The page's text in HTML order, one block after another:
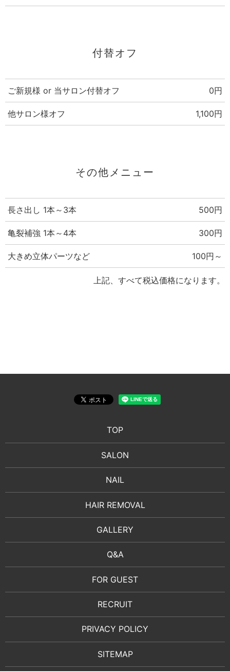
付替オフ
ご新規様 or 当サロン付替オフ 0円
他サロン様オフ 1,100円
その他メニュー
長さ出し 1本～3本 500円
亀裂補強 1本～4本 300円
大きめ立体パーツなど 100円～
上記、すべて税込価格になります。
TOP
SALON
NAIL
HAIR REMOVAL
GALLERY
Q&A
FOR GUEST
RECRUIT
PRIVACY POLICY
SITEMAP